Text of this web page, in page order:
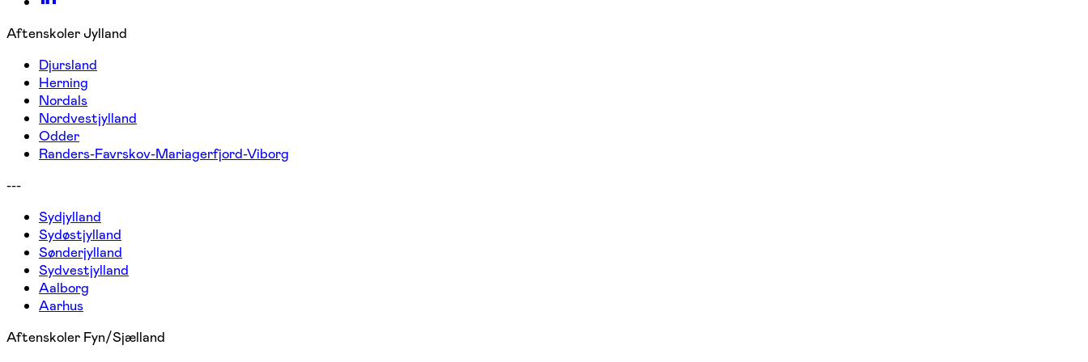
Aftenskoler Jylland
Djursland
Herning
Nordals
Nordvestjylland
Odder
Randers-Favrskov-Mariagerfjord-Viborg
---
Sydjylland
Sydøstjylland
Sønderjylland
Sydvestjylland
Aalborg
Aarhus
Aftenskoler Fyn/Sjælland